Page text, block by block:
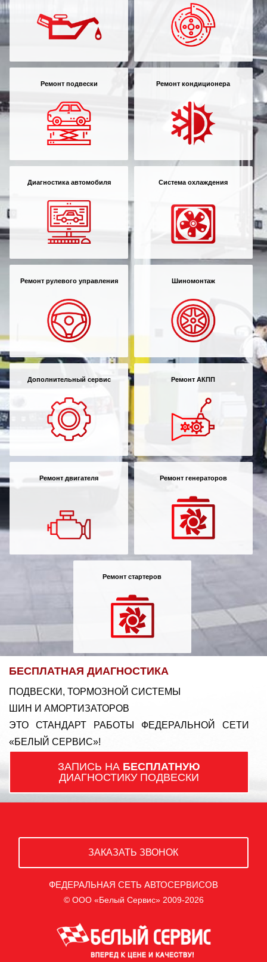
Ремонт подвески Ремонт кондиционера
Диагностика автомобиля Система охлаждения
Ремонт рулевого управления Шиномонтаж
Дополнительный сервис Ремонт АКПП
Ремонт двигателя Ремонт генераторов
Ремонт стартеров
БЕСПЛАТНАЯ ДИАГНОСТИКА
ПОДВЕСКИ, ТОРМОЗНОЙ СИСТЕМЫ
ШИН И АМОРТИЗАТОРОВ
ЭТО СТАНДАРТ РАБОТЫ ФЕДЕРАЛЬНОЙ СЕТИ
«БЕЛЫЙ СЕРВИС»!
ЗАПИСЬ НА БЕСПЛАТНУЮ
ДИАГНОСТИКУ ПОДВЕСКИ
ЗАКАЗАТЬ ЗВОНОК
ФЕДЕРАЛЬНАЯ СЕТЬ АВТОСЕРВИСОВ
© ООО «Белый Сервис» 2009-2026